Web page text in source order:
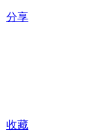
分享
收藏